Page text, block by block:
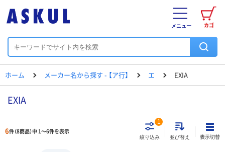
カゴ
メニュー
ホーム メーカー名から探す - 【ア行】 エ EXIA
EXIA
6件（8商品）中 1～6件を表示
絞り込み
1
並び替え 表示切替